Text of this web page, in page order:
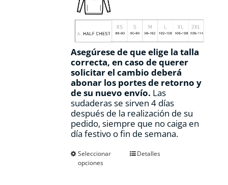
Asegúrese de que elige la talla
correcta, en caso de querer
solicitar el cambio deberá
abonar los portes de retorno y
de su nuevo envío. Las
sudaderas se sirven 4 días
después de la realización de su
pedido, siempre que no caiga en
día festivo o fin de semana.
Seleccionar
opciones
EsteDetalles